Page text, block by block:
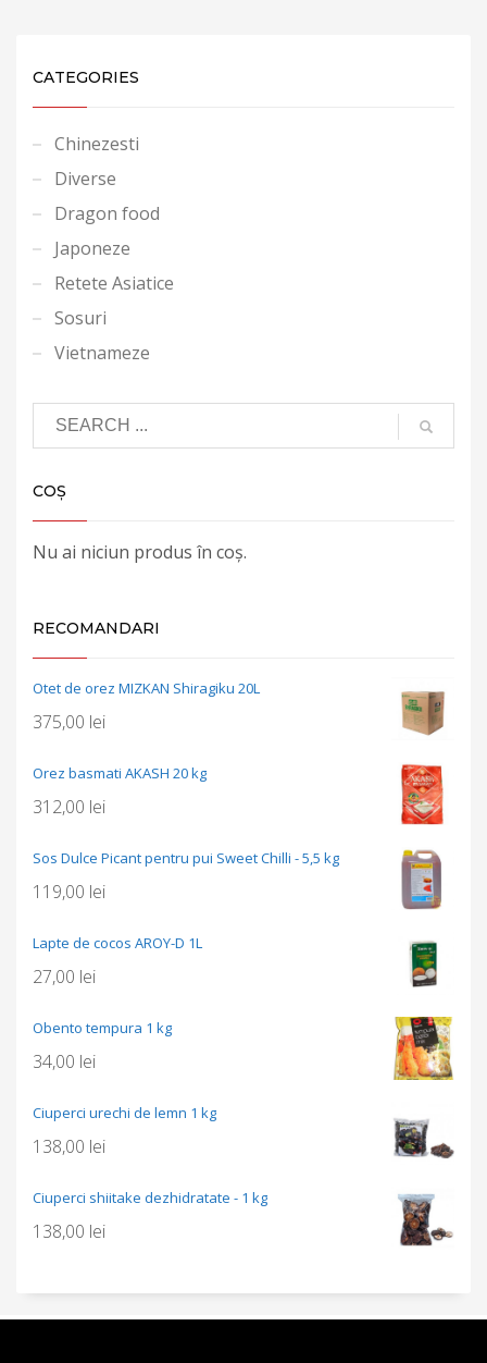
CATEGORIES
Chinezesti
Diverse
Dragon food
Japoneze
Retete Asiatice
Sosuri
Vietnameze
COȘ
Nu ai niciun produs în coș.
RECOMANDARI
Otet de orez MIZKAN Shiragiku 20L
375,00 lei
Orez basmati AKASH 20 kg
312,00 lei
Sos Dulce Picant pentru pui Sweet Chilli - 5,5 kg
119,00 lei
Lapte de cocos AROY-D 1L
27,00 lei
Obento tempura 1 kg
34,00 lei
Ciuperci urechi de lemn 1 kg
138,00 lei
Ciuperci shiitake dezhidratate - 1 kg
138,00 lei